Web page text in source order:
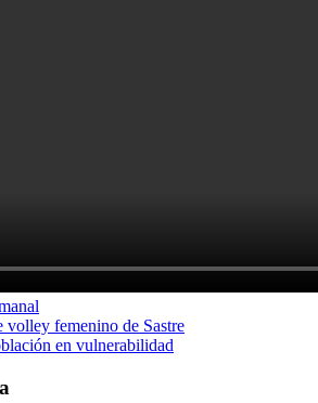
volley femenino de Sastre
en vulnerabilidad